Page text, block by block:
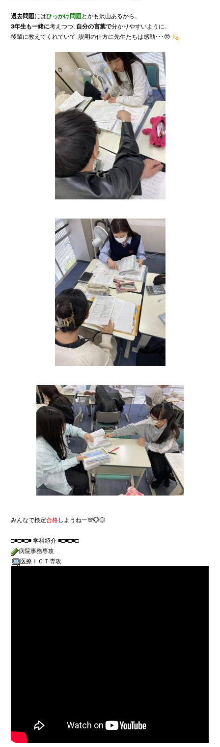
過去問題にはひっかけ問題
3年生も一緒に考えつつ、 自分の言葉で分かりやすいように、
後輩に教えてくれていて、説明の仕方に先生たちは感動・・・🥹
みんなで検定合格しようねー💯💮😊
病院事務専攻
医療ＩＣＴ専攻